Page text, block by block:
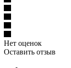
Нет оценок
Оставить отзыв